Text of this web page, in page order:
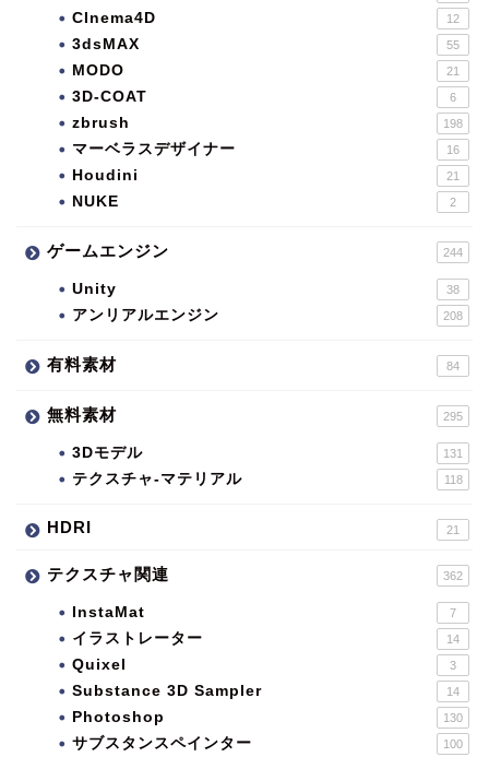
CInema4D 12
3dsMAX 55
MODO 21
3D-COAT 6
zbrush 198
マーベラスデザイナー 16
Houdini 21
NUKE 2
ゲームエンジン 244
Unity 38
アンリアルエンジン 208
有料素材 84
無料素材 295
3Dモデル 131
テクスチャ-マテリアル 118
HDRI 21
テクスチャ関連 362
InstaMat 7
イラストレーター 14
Quixel 3
Substance 3D Sampler 14
Photoshop 130
サブスタンスペインター 100